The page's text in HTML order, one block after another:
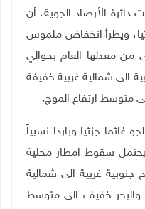
وفا- توقعت دائرة الأرصاد الجوية، أن
ويطرأ انخفاض ملموس
من معدلها العام بحوالي
الى شمالية غربية خفيفة
متوسط ارتفاع الموج.
غائما جزئيا وباردا نسبياً
سقوط امطار محلية
غربية الى شمالية
والبحر خفيف الى متوسط